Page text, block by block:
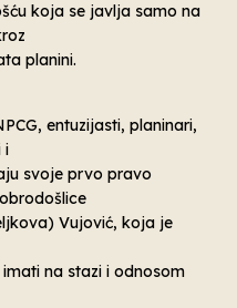
koja se javlja samo na
planini.
entuzijasti, planinari,
i
svoje prvo pravo
Vujović, koja je
na stazi i odnosom